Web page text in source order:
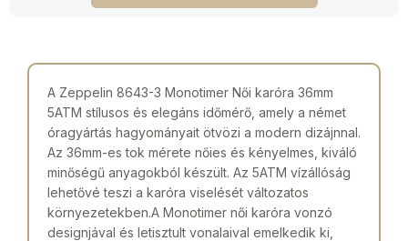
A Zeppelin 8643-3 Monotimer Női karóra 36mm
5ATM stílusos és elegáns időmérő, amely a német
óragyártás hagyományait ötvözi a modern dizájnnal.
Az 36mm-es tok mérete nőies és kényelmes, kiváló
minőségű anyagokból készült. Az 5ATM vízállóság
lehetővé teszi a karóra viselését változatos
környezetekben.A Monotimer női karóra vonzó
designjával és letisztult vonalaival emelkedik ki,